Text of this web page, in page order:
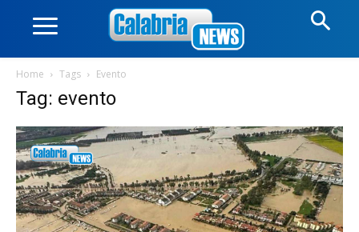
Home Tags Evento
Tag: evento